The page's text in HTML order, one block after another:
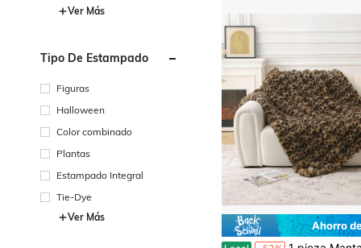
Ver Más
Tipo De Estampado
Figuras
Halloween
Color combinado
Plantas
Estampado Integral
Tie-Dye
Ver Más
Ahorro